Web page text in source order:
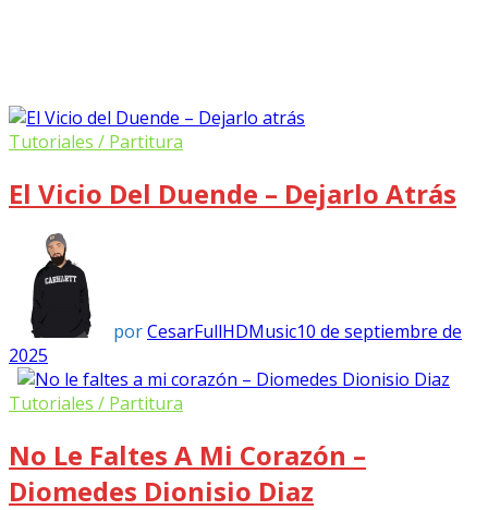
Tutoriales / Partitura
El Vicio Del Duende – Dejarlo Atrás
porCesarFullHDMusic10 de septiembre de
2025
Tutoriales / Partitura
No Le Faltes A Mi Corazón –
Diomedes Dionisio Diaz